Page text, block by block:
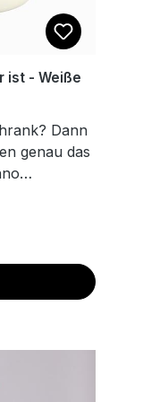
ist - Weiße
Dann
genau das
Raver
Fußmatten
die Teile